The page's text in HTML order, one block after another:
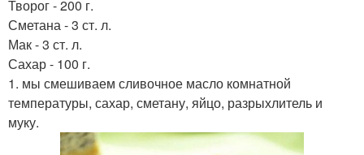
Творог - 200 г.
Сметана - 3 ст. л.
Мак - 3 ст. л.
Сахар - 100 г.
1. мы смешиваем сливочное масло комнатной
температуры, сахар, сметану, яйцо, разрыхлитель и
муку.